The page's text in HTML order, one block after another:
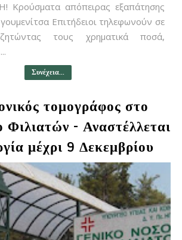
απόπειρας εξαπάτησης
Επιτήδειοι τηλεφωνούν σε
ζητώντας τους χρηματικά ποσά,
Συνέχεια...
τομογράφος στο
Φιλιατών - Αναστέλλεται
μέχρι 9 Δεκεμβρίου